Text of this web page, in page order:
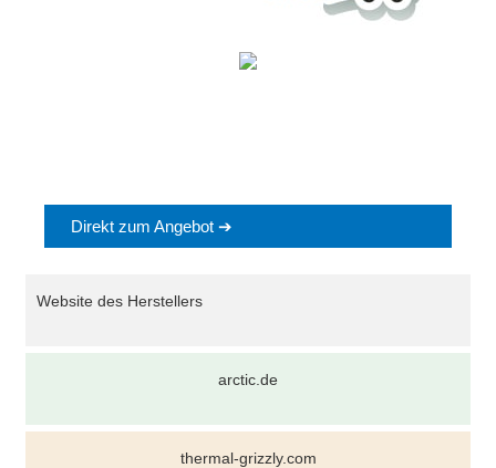
Direkt zum Angebot ➔
Website des Herstellers
arctic.de
thermal-grizzly.com